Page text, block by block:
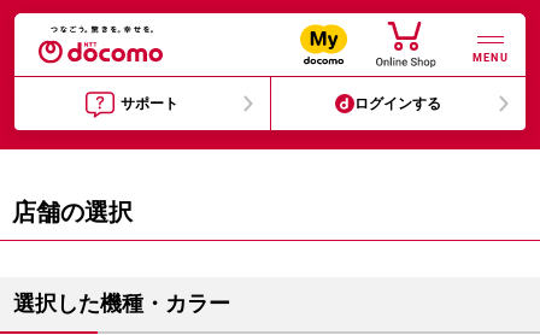
MENU
サポート ログインする
店舗の選択
選択した機種・カラー